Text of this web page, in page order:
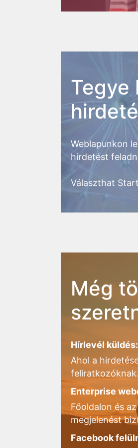
Tegye
Weblapunkon
hirdetést
Választhat
Még
Hírlevél küldés:
Ahol a
feliratkozóknak.
Enterprise
Főoldalon és
megjelenést
Facebook